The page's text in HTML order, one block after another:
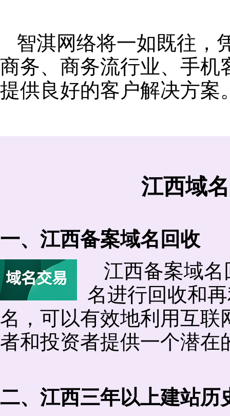
智淇网络将一如既往，
商务、商务流行业、手机
提供良好的客户解决方案
江西域
一、江西备案域名回收
江西备案域
名进行回收和
名，可以有效地利用互联
者和投资者提供一个潜在
二、江西三年以上建站历